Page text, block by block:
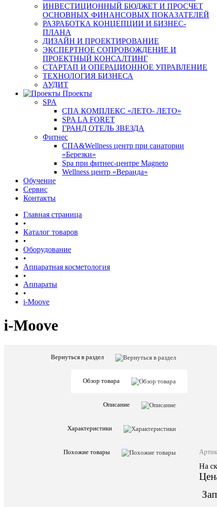
ИНВЕСТИЦИОННЫЙ БЮДЖЕТ И ПРОСЧЕТ
ОСНОВНЫХ ФИНАНСОВЫХ ПОКАЗАТЕЛЕЙ
РАЗРАБОТКА КОНЦЕПЦИИ И БИЗНЕС-
ПЛАНА
ДИЗАЙН И ПРОЕКТИРОВАНИЕ
ЭКСПЕРТНОЕ СОПРОВОЖДЕНИЕ И
ПРОЕКТНЫЙ КОНСАЛТИНГ
СТАРТАП И ОПЕРАЦИОННОЕ УПРАВЛЕНИЕ
ТЕХНОЛОГИЯ БИЗНЕСА
АУДИТ
Проекты
SPA
СПА КОМПЛЕКС «ЛЕТО- ЛЕТО»
SPA LA FORET
ГРАНД ОТЕЛЬ ЗВЕЗДА
Фитнес
СПА&Wellness центр при санатории
«Березки»
Spa при фитнес-центре Magneto
Wellness центр «Веранда»
Обучение
Сервис
Контакты
Главная страница
•
Каталог товаров
•
Оборудование
•
Аппаратная косметология
•
Аппараты
•
i-Moove
i-Moove
Вернуться в раздел
Обзор товара
Описание
Характеристики
Похожие товары
новое
красоты
На